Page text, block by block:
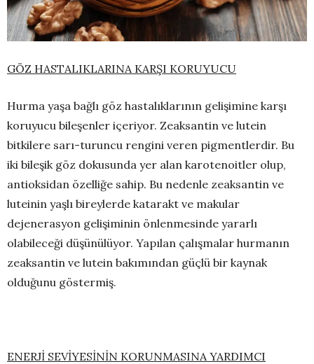
GÖZ HASTALIKLARINA KARŞI KORUYUCU
Hurma yaşa bağlı göz hastalıklarının gelişimine karşı
koruyucu bileşenler içeriyor. Zeaksantin ve lutein
bitkilere sarı-turuncu rengini veren pigmentlerdir. Bu
iki bileşik göz dokusunda yer alan karotenoitler olup,
antioksidan özelliğe sahip. Bu nedenle zeaksantin ve
luteinin yaşlı bireylerde katarakt ve makular
dejenerasyon gelişiminin önlenmesinde yararlı
olabileceği düşünülüyor. Yapılan çalışmalar hurmanın
zeaksantin ve lutein bakımından güçlü bir kaynak
olduğunu göstermiş.
ENERJİ SEVİYESİNİN KORUNMASINA YARDIMCI